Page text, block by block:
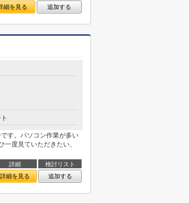
細を見る 追加する
す。パソコン作業が多い
度見ていただきたい、
詳細
検討リスト
詳細を見る 追加する